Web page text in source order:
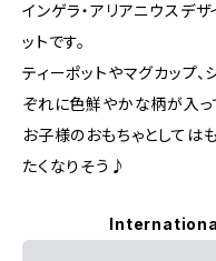
インゲラ・アリアニウスデ
ットです。
ティーポットやマグカップ
ぞれに色鮮やかな柄が入っ
お子様のおもちゃとしては
たくなりそう♪